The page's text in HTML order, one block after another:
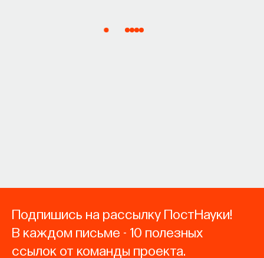
Подпишись на рассылку ПостНауки!
В каждом письме - 10 полезных
ссылок от команды проекта.